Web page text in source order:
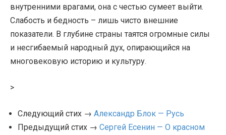
внутренними врагами, она с честью сумеет выйти.
Слабость и бедность – лишь чисто внешние
показатели. В глубине страны таятся огромные силы
и несгибаемый народный дух, опирающийся на
многовековую историю и культуру.
>
Следующий стих → Александр Блок — Русь
Предыдущий стих → Сергей Есенин — О красном